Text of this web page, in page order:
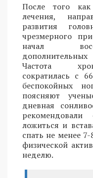
После того
лечения,
развития
чрезмерного
начал
Частота
сократилась с
беспокойных
поясняют
дневная
ложиться и
спать не менее
физической
неделю.